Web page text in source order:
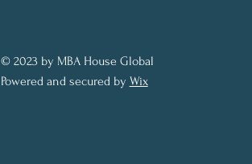
© 2023 by MBA House Global
Powered and secured by Wix